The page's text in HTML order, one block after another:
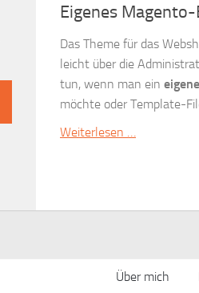
Eigenes
Das Theme für das
leicht über die
tun, wenn man ein
möchte oder Template-
Weiterlesen …
Über mich